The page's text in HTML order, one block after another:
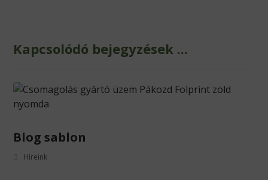
Kapcsolódó bejegyzések ...
Blog sablon
Híreink